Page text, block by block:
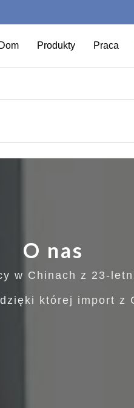
Dom Produkty Praca
O nas
w Chinach z 23-
której import z